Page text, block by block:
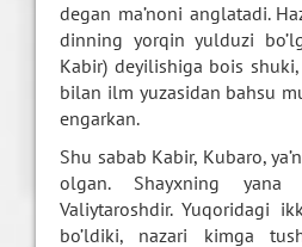
degan ma’noni anglatadi.
dinning yorqin yulduzi
Kabir) deyilishiga bois
bilan ilm yuzasidan bahsu
engarkan.
Shu sabab Kabir, Kubaro,
olgan. Shayxning
Valiytaroshdir. Yuqoridagi
bo’ldiki, nazari kimga